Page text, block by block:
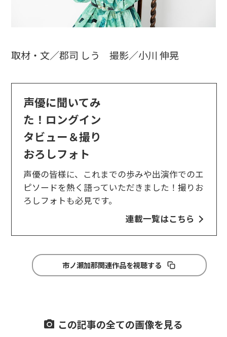
取材・文／郡司 しう 撮影／小川 伸晃
声優に聞いてみ
た！ロングイン
タビュー＆撮り
おろしフォト
声優の皆様に、これまでの歩みや出演作でのエ
ピソードを熱く語っていただきました！撮りお
ろしフォトも必見です。
連載一覧はこちら
市ノ瀬加那関連作品を視聴する
この記事の全ての画像を見る